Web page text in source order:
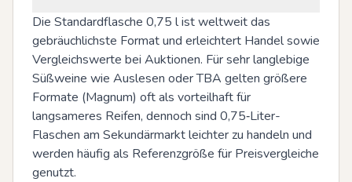
Die Standardflasche 0,75 l ist weltweit das
gebräuchlichste Format und erleichtert Handel sowie
Vergleichswerte bei Auktionen. Für sehr langlebige
Süßweine wie Auslesen oder TBA gelten größere
Formate (Magnum) oft als vorteilhaft für
langsameres Reifen, dennoch sind 0,75‑Liter-
Flaschen am Sekundärmarkt leichter zu handeln und
werden häufig als Referenzgröße für Preisvergleiche
genutzt.